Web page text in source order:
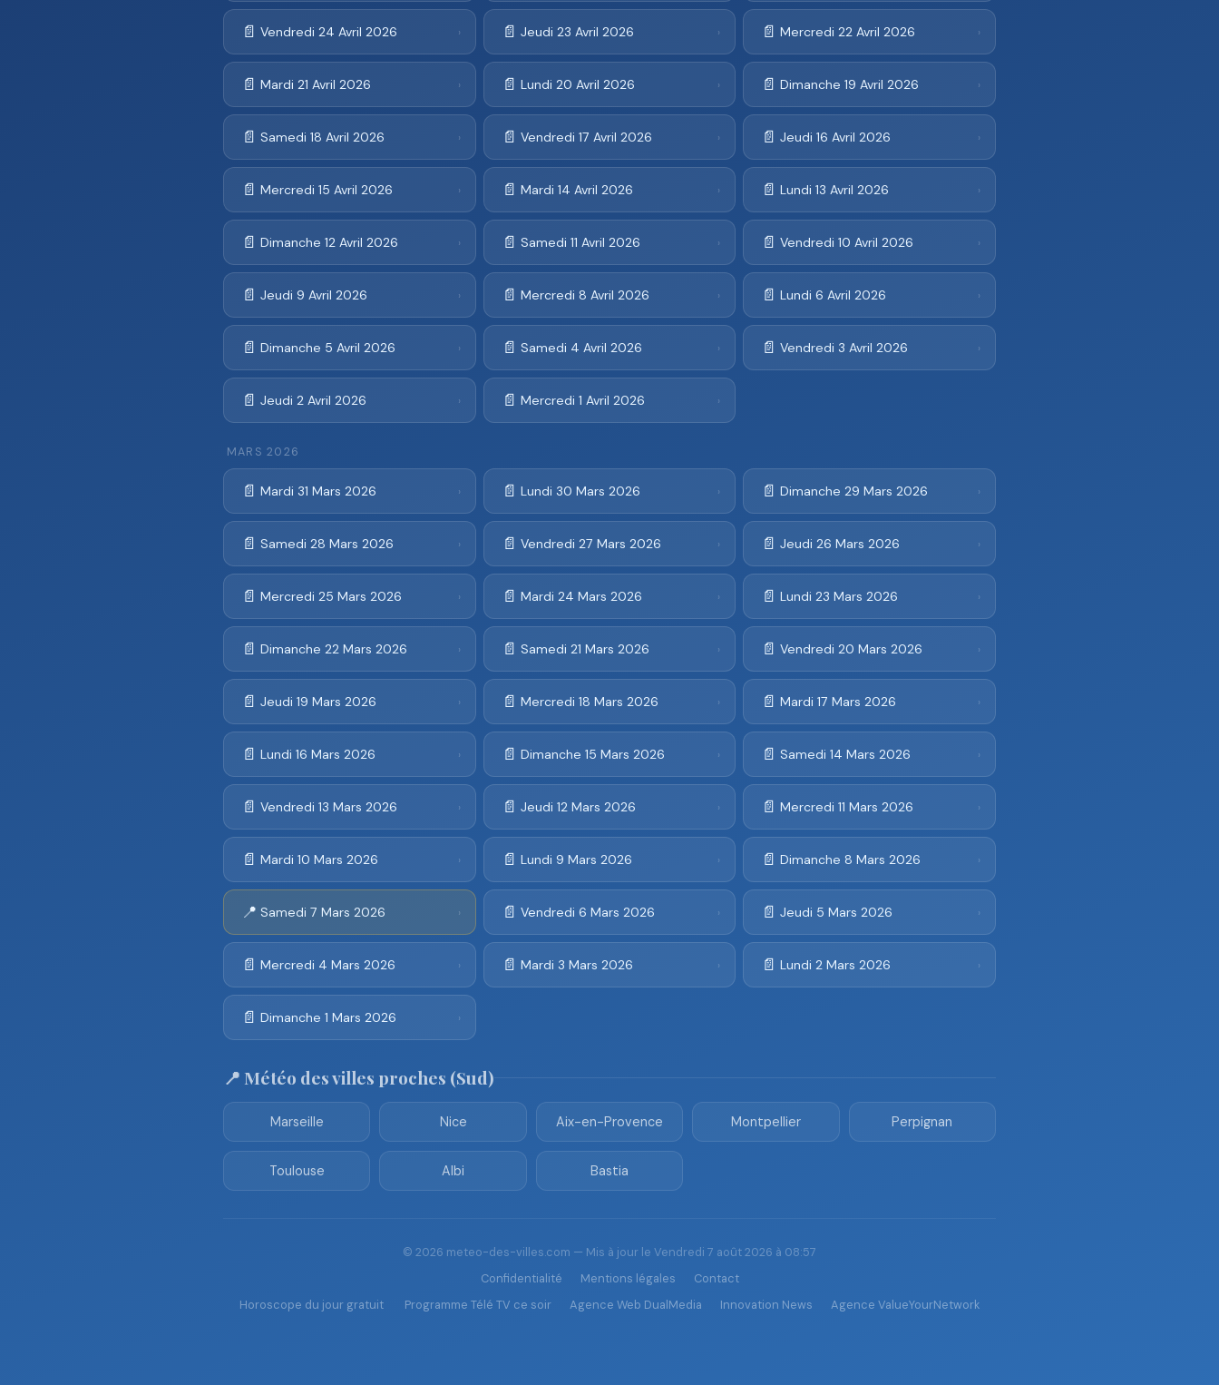
📄 Vendredi 24 Avril 2026 › 📄 Jeudi 23 Avril 2026 › 📄 Mercredi 22 Avril 2026 ›
📄 Mardi 21 Avril 2026 › 📄 Lundi 20 Avril 2026 › 📄 Dimanche 19 Avril 2026 ›
📄 Samedi 18 Avril 2026 › 📄 Vendredi 17 Avril 2026 › 📄 Jeudi 16 Avril 2026 ›
📄 Mercredi 15 Avril 2026 › 📄 Mardi 14 Avril 2026 › 📄 Lundi 13 Avril 2026 ›
📄 Dimanche 12 Avril 2026 › 📄 Samedi 11 Avril 2026 › 📄 Vendredi 10 Avril 2026 ›
📄 Jeudi 9 Avril 2026 › 📄 Mercredi 8 Avril 2026 › 📄 Lundi 6 Avril 2026 ›
📄 Dimanche 5 Avril 2026 › 📄 Samedi 4 Avril 2026 › 📄 Vendredi 3 Avril 2026 ›
📄 Jeudi 2 Avril 2026 › 📄 Mercredi 1 Avril 2026 ›
MARS 2026
📄 Mardi 31 Mars 2026 › 📄 Lundi 30 Mars 2026 › 📄 Dimanche 29 Mars 2026 ›
📄 Samedi 28 Mars 2026 › 📄 Vendredi 27 Mars 2026 › 📄 Jeudi 26 Mars 2026 ›
📄 Mercredi 25 Mars 2026 › 📄 Mardi 24 Mars 2026 › 📄 Lundi 23 Mars 2026 ›
📄 Dimanche 22 Mars 2026 › 📄 Samedi 21 Mars 2026 › 📄 Vendredi 20 Mars 2026 ›
📄 Jeudi 19 Mars 2026 › 📄 Mercredi 18 Mars 2026 › 📄 Mardi 17 Mars 2026 ›
📄 Lundi 16 Mars 2026 › 📄 Dimanche 15 Mars 2026 › 📄 Samedi 14 Mars 2026 ›
📄 Vendredi 13 Mars 2026 › 📄 Jeudi 12 Mars 2026 › 📄 Mercredi 11 Mars 2026 ›
📄 Mardi 10 Mars 2026 › 📄 Lundi 9 Mars 2026 › 📄 Dimanche 8 Mars 2026 ›
📍 Samedi 7 Mars 2026 › 📄 Vendredi 6 Mars 2026 › 📄 Jeudi 5 Mars 2026 ›
📄 Mercredi 4 Mars 2026 › 📄 Mardi 3 Mars 2026 › 📄 Lundi 2 Mars 2026 ›
📄 Dimanche 1 Mars 2026 ›
📍 Météo des villes proches (Sud)
Marseille Nice Aix-en-Provence Montpellier Perpignan
Toulouse Albi Bastia
© 2026 meteo-des-villes.com — Mis à jour le Vendredi 7 août 2026 à 08:57
Confidentialité
Mentions légales
Contact
Horoscope du jour gratuit
Programme Télé TV ce soir Agence Web DualMedia Innovation News Agence ValueYourNetwork